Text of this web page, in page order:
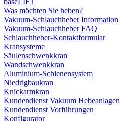
Was möchten Sie heben?
Vakuum-Schlauchheber Information
Vakuum-Schlauchheber FAQ
Schlauchheber-Kontaktformular
Kransysteme
Säulenschwenkkran
Wandschwenkkran
Aluminium-Schienensystem
Niedrigbaukran
Knickarmkran
Kundendienst Vakuum Hebeanlagen
Kundendienst Vorführungen
Konfigurator